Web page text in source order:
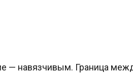
— навязчивым. Граница